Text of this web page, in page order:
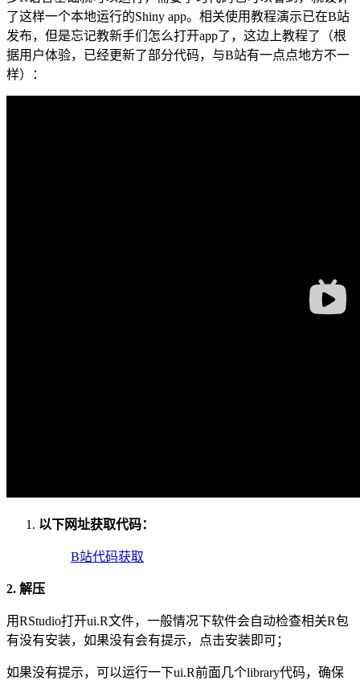
了这样一个本地运行的Shiny app。相关使用教程演示已在B站
发布，但是忘记教新手们怎么打开app了，这边上教程了（根
据用户体验，已经更新了部分代码，与B站有一点点地方不一
样）：
以下网址获取代码：
B站代码获取
2. 解压
用RStudio打开ui.R文件，一般情况下软件会自动检查相关R包
有没有安装，如果没有会有提示，点击安装即可；
如果没有提示，可以运行一下ui.R前面几个library代码，确保